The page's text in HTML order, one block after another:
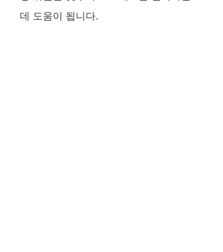
데 도움이 됩니다.